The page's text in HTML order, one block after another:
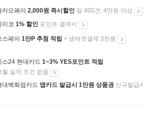
카오페이 2,000원 즉시할인 일 400건, 4만원 이상
이코 1% 할인 포인트 결제시
스페이 1만P 추첨 적립 + 생애첫결제 3천원
스24 현대카드 1~3% YES포인트 적립
월 실적 조건 없음
대백화점카드 앱카드 발급시 1만원 상품권 신규발급시